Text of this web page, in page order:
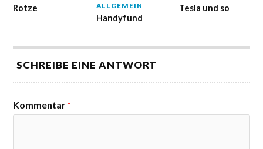
Rotze ALLGEMEIN
Handyfund
Tesla und so
SCHREIBE EINE ANTWORT
Kommentar*